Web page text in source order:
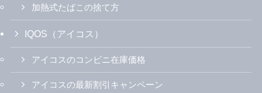
加熱式たばこの捨て方
IQOS（アイコス）
アイコスのコンビニ在庫価格
アイコスの最新割引キャンペーン